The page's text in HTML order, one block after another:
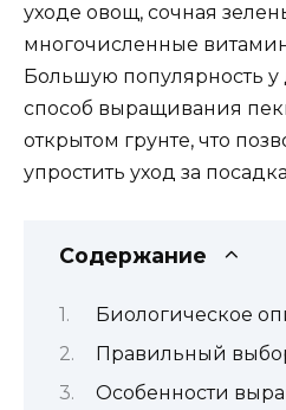
уходе овощ, сочная
многочисленные
Большую популярность у
способ выращивания
открытом грунте, что
упростить уход за
Содержание
Биологическое
Правильный
Особенности